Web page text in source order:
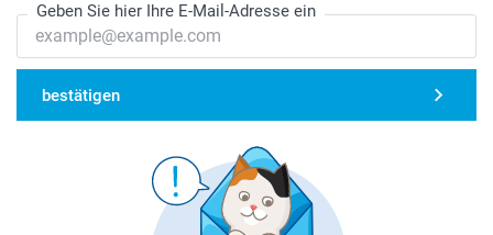
Geben Sie hier Ihre E-Mail-Adresse ein
bestätigen